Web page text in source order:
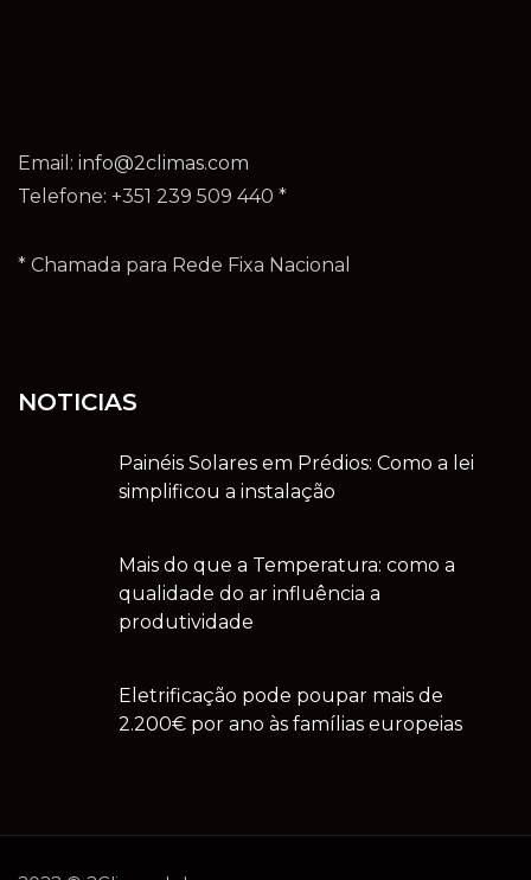
Email: info@2climas.com
Telefone: +351 239 509 440 *
* Chamada para Rede Fixa Nacional
NOTICIAS
Painéis Solares em Prédios: Como a lei
simplificou a instalação
Mais do que a Temperatura: como a
qualidade do ar influência a
produtividade
Eletrificação pode poupar mais de
2.200€ por ano às famílias europeias